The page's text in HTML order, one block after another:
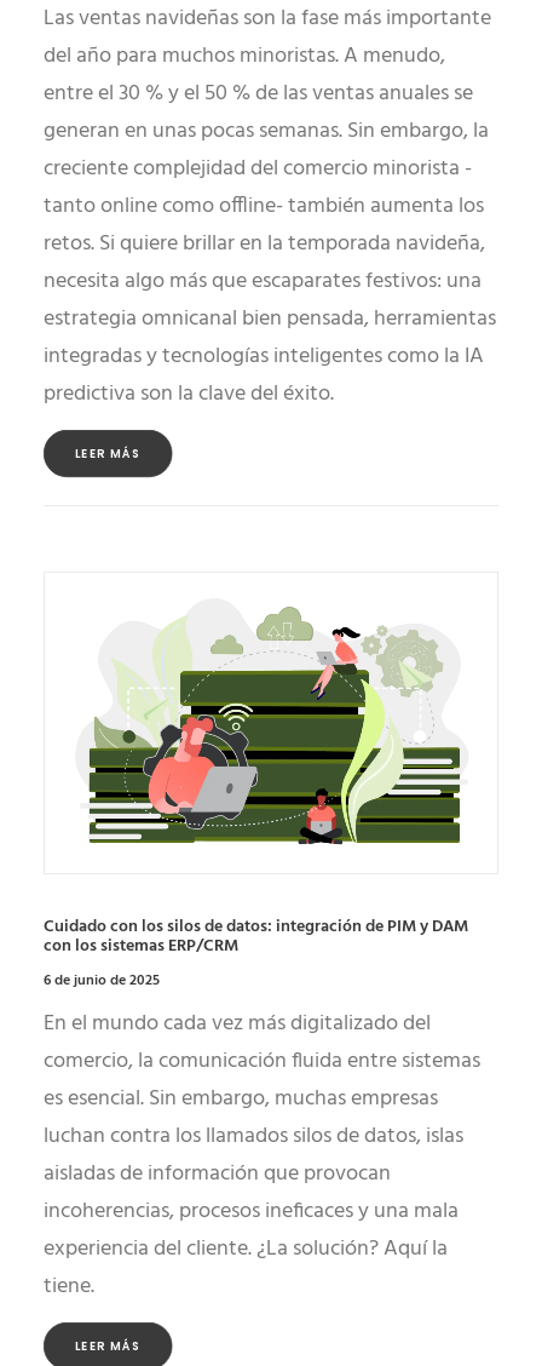
Las ventas navideñas son la fase más importante
del año para muchos minoristas. A menudo,
entre el 30 % y el 50 % de las ventas anuales se
generan en unas pocas semanas. Sin embargo, la
creciente complejidad del comercio minorista -
tanto online como offline- también aumenta los
retos. Si quiere brillar en la temporada navideña,
necesita algo más que escaparates festivos: una
estrategia omnicanal bien pensada, herramientas
integradas y tecnologías inteligentes como la IA
predictiva son la clave del éxito.
LEER MÁS
Cuidado con los silos de datos: integración de PIM y DAM
con los sistemas ERP/CRM
6 de junio de 2025
En el mundo cada vez más digitalizado del
comercio, la comunicación fluida entre sistemas
es esencial. Sin embargo, muchas empresas
luchan contra los llamados silos de datos, islas
aisladas de información que provocan
incoherencias, procesos ineficaces y una mala
experiencia del cliente. ¿La solución? Aquí la
tiene.
LEER MÁS